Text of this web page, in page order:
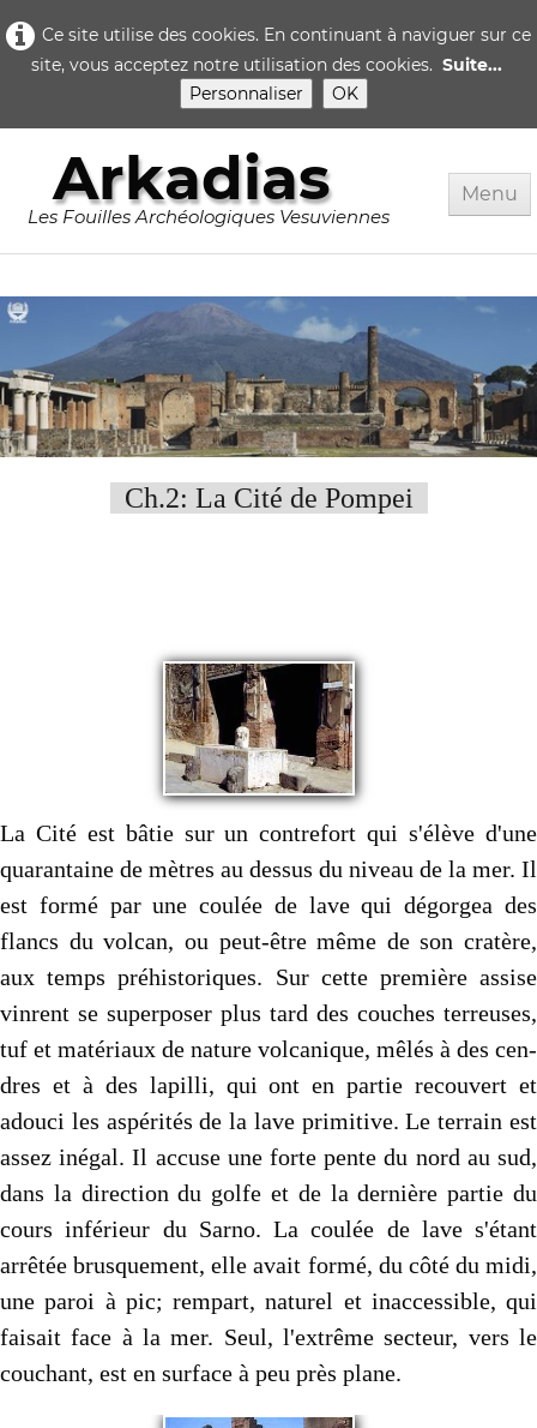
Ce site utilise des cookies. En continuant à naviguer sur ce
site, vous acceptez notre utilisation des cookies. Suite...
Personnaliser
OK
Arkadias
Les Fouilles Archéologiques Vesuviennes
Menu
Rome
Pompei
Herculanum▼
Quotidien.. Ch.2: La Cité de Pompei
La Cité est bâtie sur un contrefort qui s'élève d'une
quarantaine de mètres au dessus du niveau de la mer. Il
est formé par une coulée de lave qui dégorgea des
flancs du volcan, ou peut-être même de son cratère,
aux temps préhistoriques. Sur cette première assise
vinrent se superposer plus tard des couches ter­reuses,
tuf et matériaux de nature volcanique, mêlés à des cen­
dres et à des lapilli, qui ont en partie recouvert et
adouci les aspé­rités de la lave primitive. Le terrain est
assez inégal. Il accuse une forte pente du nord au sud,
dans la direction du golfe et de la dernière partie du
cours inférieur du Sarno. La coulée de lave s'étant
arrêtée brusquement, elle avait formé, du côté du midi,
une paroi à pic; rempart, naturel et inaccessible, qui
faisait face à la mer. Seul, l'extrême secteur, vers le
couchant, est en surface à peu près plane.